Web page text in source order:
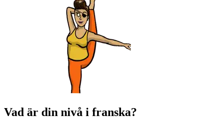
Vad är din nivå i franska?